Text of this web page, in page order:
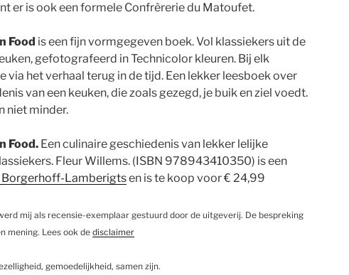
er is ook een formele Confrèrerie du Matoufet.
Food is een fijn vormgegeven boek. Vol klassiekers uit de
gefotografeerd in Technicolor kleuren. Bij elk
via het verhaal terug in de tijd. Een lekker leesboek over
van een keuken, die zoals gezegd, je buik en ziel voedt.
niet minder.
Food. Een culinaire geschiedenis van lekker lelijke
Fleur Willems. (ISBN 978943410350) is een
Borgerhoff-Lamberigtsen is te koop voor € 24,99
mij als recensie-exemplaar gestuurd door de uitgeverij. De bespreking
mening. Lees ook dedisclaimer
gemoedelijkheid, samen zijn.